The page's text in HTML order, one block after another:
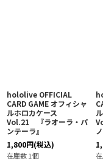
hololive OFFICIAL
CARD GAME オフィシャ
ルホロカケース
Vol.21 『ラオーラ・パ
ンテーラ』
1,800円(税込)
在庫数 1個